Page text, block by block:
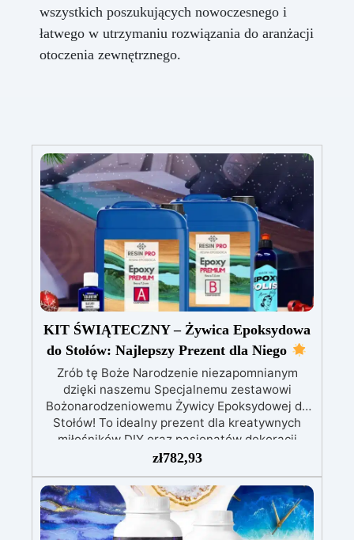
wszystkich poszukujących nowoczesnego i
łatwego w utrzymaniu rozwiązania do aranżacji
otoczenia zewnętrznego.
KIT ŚWIĄTECZNY – Żywica Epoksydowa
do Stołów: Najlepszy Prezent dla Niego
Zrób tę Boże Narodzenie niezapomnianym
dzięki naszemu Specjalnemu zestawowi
Bożonarodzeniowemu Żywicy Epoksydowej do
Stołów! To idealny prezent dla kreatywnych
miłośników DIY oraz pasjonatów dekoracji
W skład tego Bożonarodzeniowego
zestawu dla entuzjastów DIY wchodzi:
Wysokogatunkowa Żywica Epoksydowa
: 7 kg
żywicy do odlewów o grubości do 7,5 cm, ta
żywica zapewnia krystaliczną i trwałą
zł782,93